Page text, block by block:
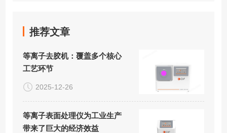
推荐文章
等离子去胶机：覆盖多个核心
工艺环节
2025-12-26
等离子表面处理仪为工业生产
带来了巨大的经济效益